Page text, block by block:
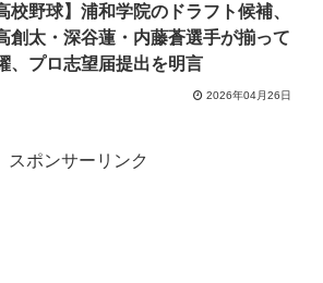
校野球】浦和学院のドラフト候補、
創太・深谷蓮・内藤蒼選手が揃って
、プロ志望届提出を明言
2026年04月26日
スポンサーリンク